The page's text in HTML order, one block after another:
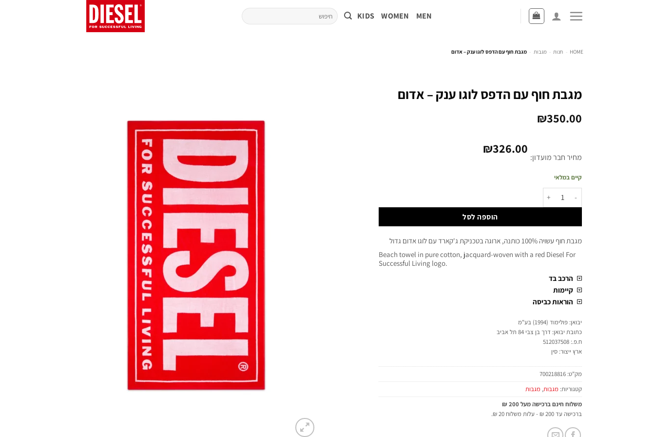
MEN
WOMEN
KIDS
HOME
- חנות - מגבות - מגבת חוף עם הדפס לוגו ענק – אדום
מגבת חוף עם הדפס לוגו ענק – אדום
₪350.00
מחיר חבר מועדון:
₪326.00
קיים במלאי
הוספה לסל
מגבת חוף עשויה 100% כותנה, ארוגה בטכניקת ג'קארד עם לוגו אדום גדול
Beach towel in pure cotton, jacquard-woven with a red Diesel For
Successful Living logo.
הרכב בד
קיימות
הוראות כביסה
יבואן: פולימוד (1994) בע"מ
כתובת יבואן: דרך בן צבי 84 תל אביב
ח.פ.: 512037508
ארץ ייצור: סין
מק"ט: 700218816
קטגוריות: מגבות, מגבות
משלוח חינם ברכישה מעל 200 ₪
ברכישה עד 200 ₪ - עלות משלוח 20 ₪.